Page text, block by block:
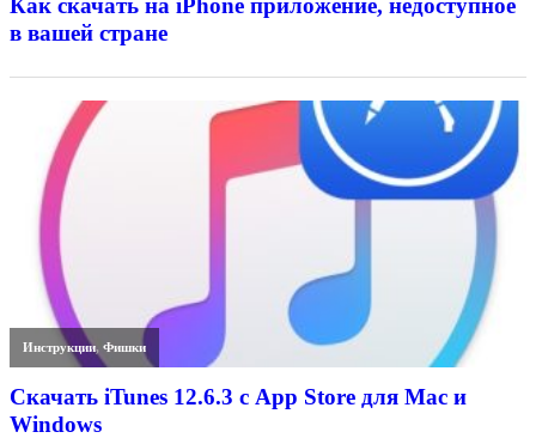
в вашей стране
Инструкции,Фишки
Скачать iTunes 12.6.3 с App Store для Mac и
Windows